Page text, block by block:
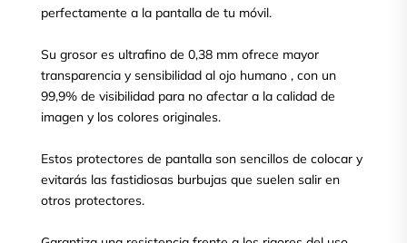
perfectamente a la pantalla de tu móvil.
Su grosor es ultrafino de 0,38 mm ofrece mayor
transparencia y sensibilidad al ojo humano , con un
99,9% de visibilidad para no afectar a la calidad de
imagen y los colores originales.
Estos protectores de pantalla son sencillos de colocar y
evitarás las fastidiosas burbujas que suelen salir en
otros protectores.